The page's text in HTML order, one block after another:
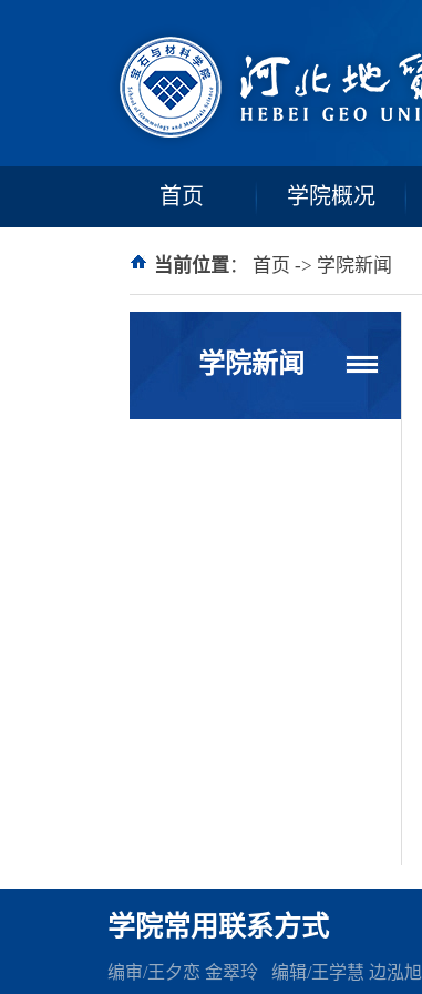
首页 学院概况
当前位置： 首页 -> 学院新闻
学院新闻
学院常用联系方式
编审/王夕恋 金翠玲 编辑/王学慧 边泓旭